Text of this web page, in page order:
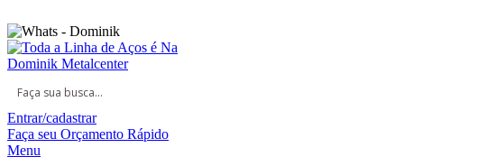
Entrar/cadastrar
Faça seu Orçamento Rápido
Menu